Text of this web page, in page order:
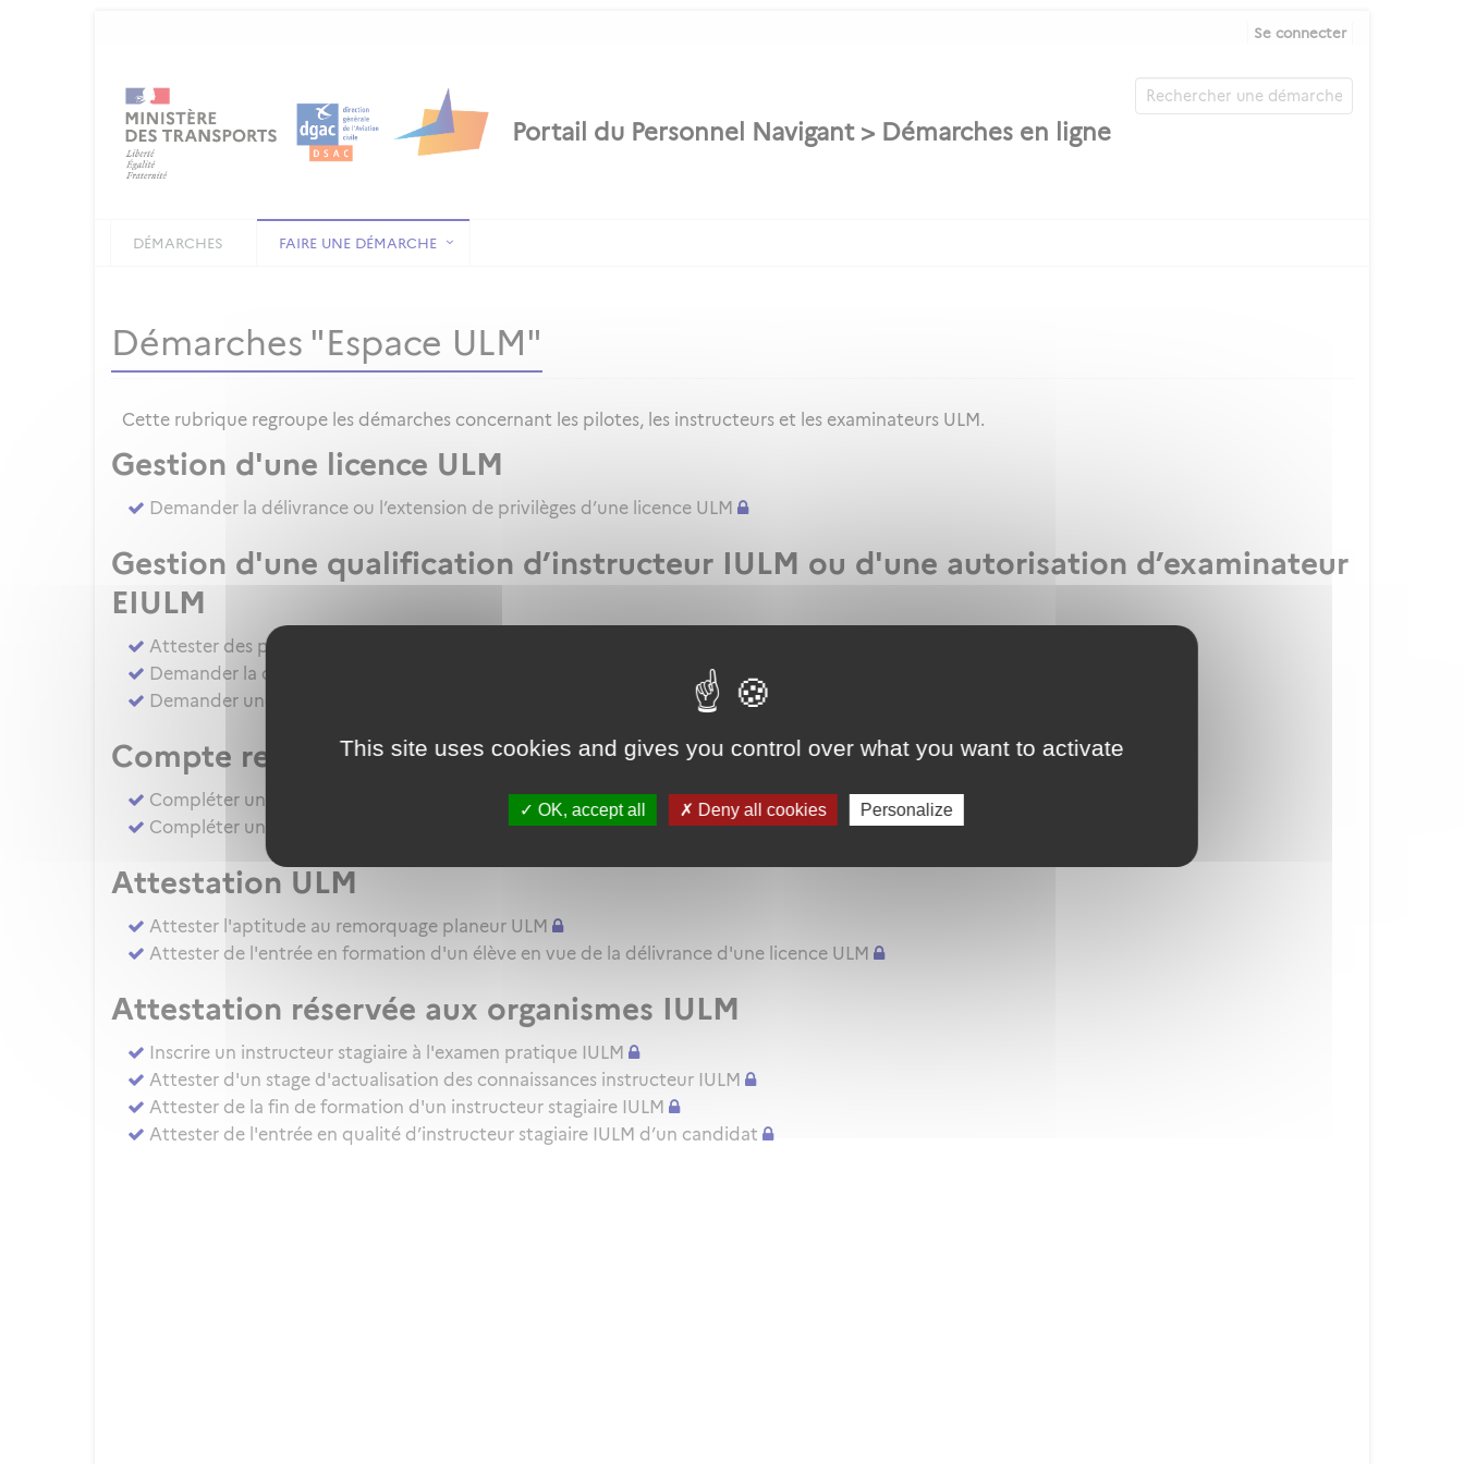
This site uses cookies and gives you control over what you want to activate
OK, accept all Deny all cookies Personalize
Se connecter
DÉMARCHES FAIRE UNE DÉMARCHE
Démarches "Espace ULM"
Cette rubrique regroupe les démarches concernant les pilotes, les instructeurs et les examinateurs ULM.
Gestion d'une licence ULM
Demander la délivrance ou l’extension de privilèges d’une licence ULM
Gestion d'une qualification d’instructeur IULM ou d'une autorisation d’examinateur
EIULM
Attester des prérequis pour devenir formateur d'instructeur ULM
Demander la délivrance, la prorogation, le renouvellement ou l'extension de privilèges de sa qualification IULM
Demander une autorisation d'examinateur d'instructeur EIULM
Compte rendu d’épreuve ULM
Compléter un compte rendu d'épreuve d'aptitude pratique instructeur IULM.
Compléter un compte rendu d'épreuve pratique ULM
Attestation ULM
Attester l'aptitude au remorquage planeur ULM
Attester de l'entrée en formation d'un élève en vue de la délivrance d'une licence ULM
Attestation réservée aux organismes IULM
Inscrire un instructeur stagiaire à l'examen pratique IULM
Attester d'un stage d'actualisation des connaissances instructeur IULM
Attester de la fin de formation d'un instructeur stagiaire IULM
Attester de l'entrée en qualité d’instructeur stagiaire IULM d’un candidat